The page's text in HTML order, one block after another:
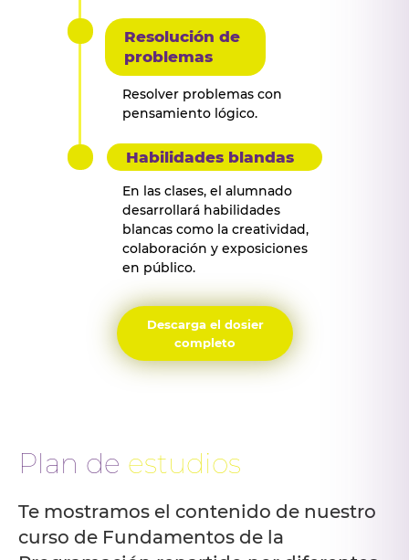
Resolver problemas con
pensamiento lógico.
Resolución de
problemas
Habilidades blandas
En las clases, el alumnado
desarrollará habilidades
blancas como la creatividad,
colaboración y exposiciones
en público.
Descarga el dosier
completo
Plan de estudios
Te mostramos el contenido de nuestro
curso de Fundamentos de la